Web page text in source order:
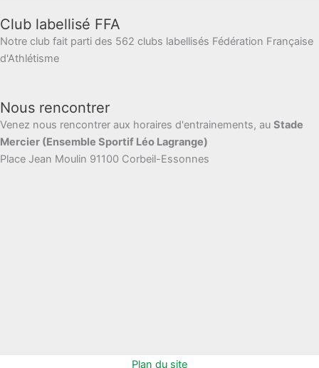
Club labellisé FFA
Notre club fait parti des 562 clubs labellisés Fédération Française
d'Athlétisme
Nous rencontrer
Venez nous rencontrer aux horaires d'entrainements, au Stade
Mercier (Ensemble Sportif Léo Lagrange)
Place Jean Moulin 91100 Corbeil-Essonnes
Plan du site